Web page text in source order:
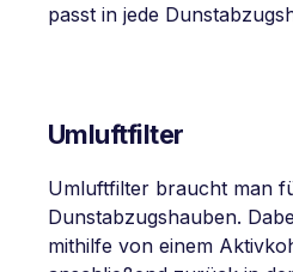
passt in jede
Umluftfilter
Umluftfilter braucht man
Dunstabzugshauben.
mithilfe von einem